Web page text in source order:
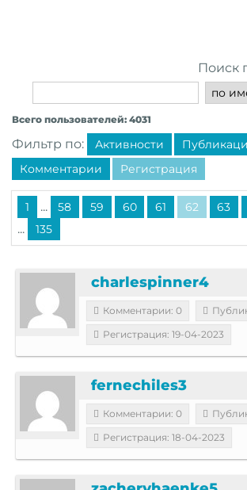
Поиск
Всего пользователей: 4031
Фильтр по: Активности
Комментарии
Регистрация
1 ... 58 59 60 61 62 63
... 135
charlespinner4
Комментарии: 0
Регистрация: 19-04-2023
fernechiles3
Комментарии: 0
Регистрация: 18-04-2023